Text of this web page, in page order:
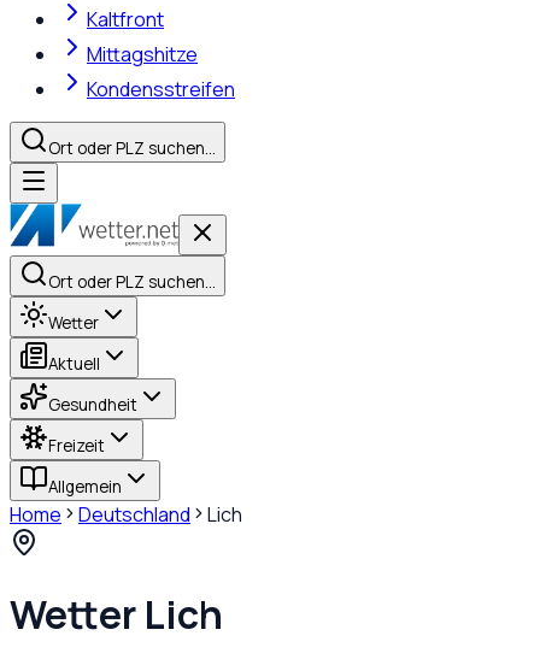
Kaltfront
Mittagshitze
Kondensstreifen
Ort oder PLZ suchen…
Ort oder PLZ suchen…
Wetter
Aktuell
Gesundheit
Freizeit
Allgemein
Home Deutschland Lich
Wetter Lich